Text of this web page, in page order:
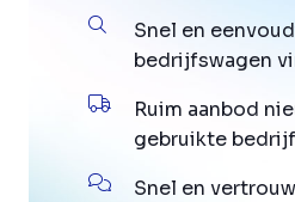
Snel en
bedrijfswagen
Ruim aanbod
gebruikte
Snel en